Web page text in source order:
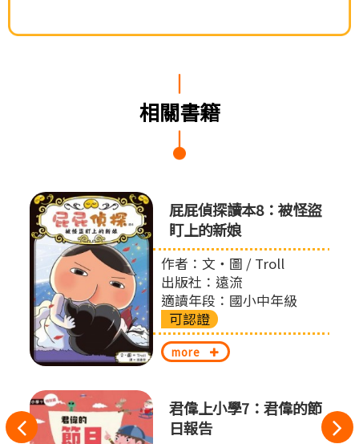
相關書籍
往
屁屁偵探讀本8：被怪盜
盯上的新娘
作者：文‧圖 / Troll
出版社：遠流
適讀年段：國小中年級
可認證
more
君偉上小學7：君偉的節
日報告